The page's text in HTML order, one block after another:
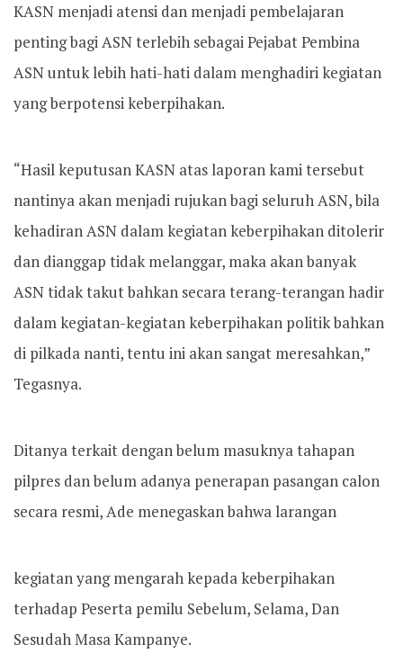
KASN menjadi atensi dan menjadi pembelajaran
penting bagi ASN terlebih sebagai Pejabat Pembina
ASN untuk lebih hati-hati dalam menghadiri kegiatan
yang berpotensi keberpihakan.
“Hasil keputusan KASN atas laporan kami tersebut
nantinya akan menjadi rujukan bagi seluruh ASN, bila
kehadiran ASN dalam kegiatan keberpihakan ditolerir
dan dianggap tidak melanggar, maka akan banyak
ASN tidak takut bahkan secara terang-terangan hadir
dalam kegiatan-kegiatan keberpihakan politik bahkan
di pilkada nanti, tentu ini akan sangat meresahkan,”
Tegasnya.
Ditanya terkait dengan belum masuknya tahapan
pilpres dan belum adanya penerapan pasangan calon
secara resmi, Ade menegaskan bahwa larangan
kegiatan yang mengarah kepada keberpihakan
terhadap Peserta pemilu Sebelum, Selama, Dan
Sesudah Masa Kampanye.